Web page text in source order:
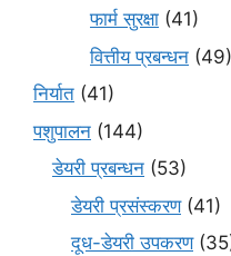
फार्म सुरक्षा (41)
वित्तीय प्रबन्धन (49)
निर्यात (41)
पशुपालन (144)
डेयरी प्रबन्धन (53)
डेयरी प्रसंस्करण(41)
दूध-डेयरी उपकरण